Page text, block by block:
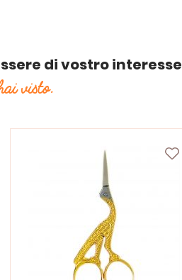
di vostro interesse
visto.